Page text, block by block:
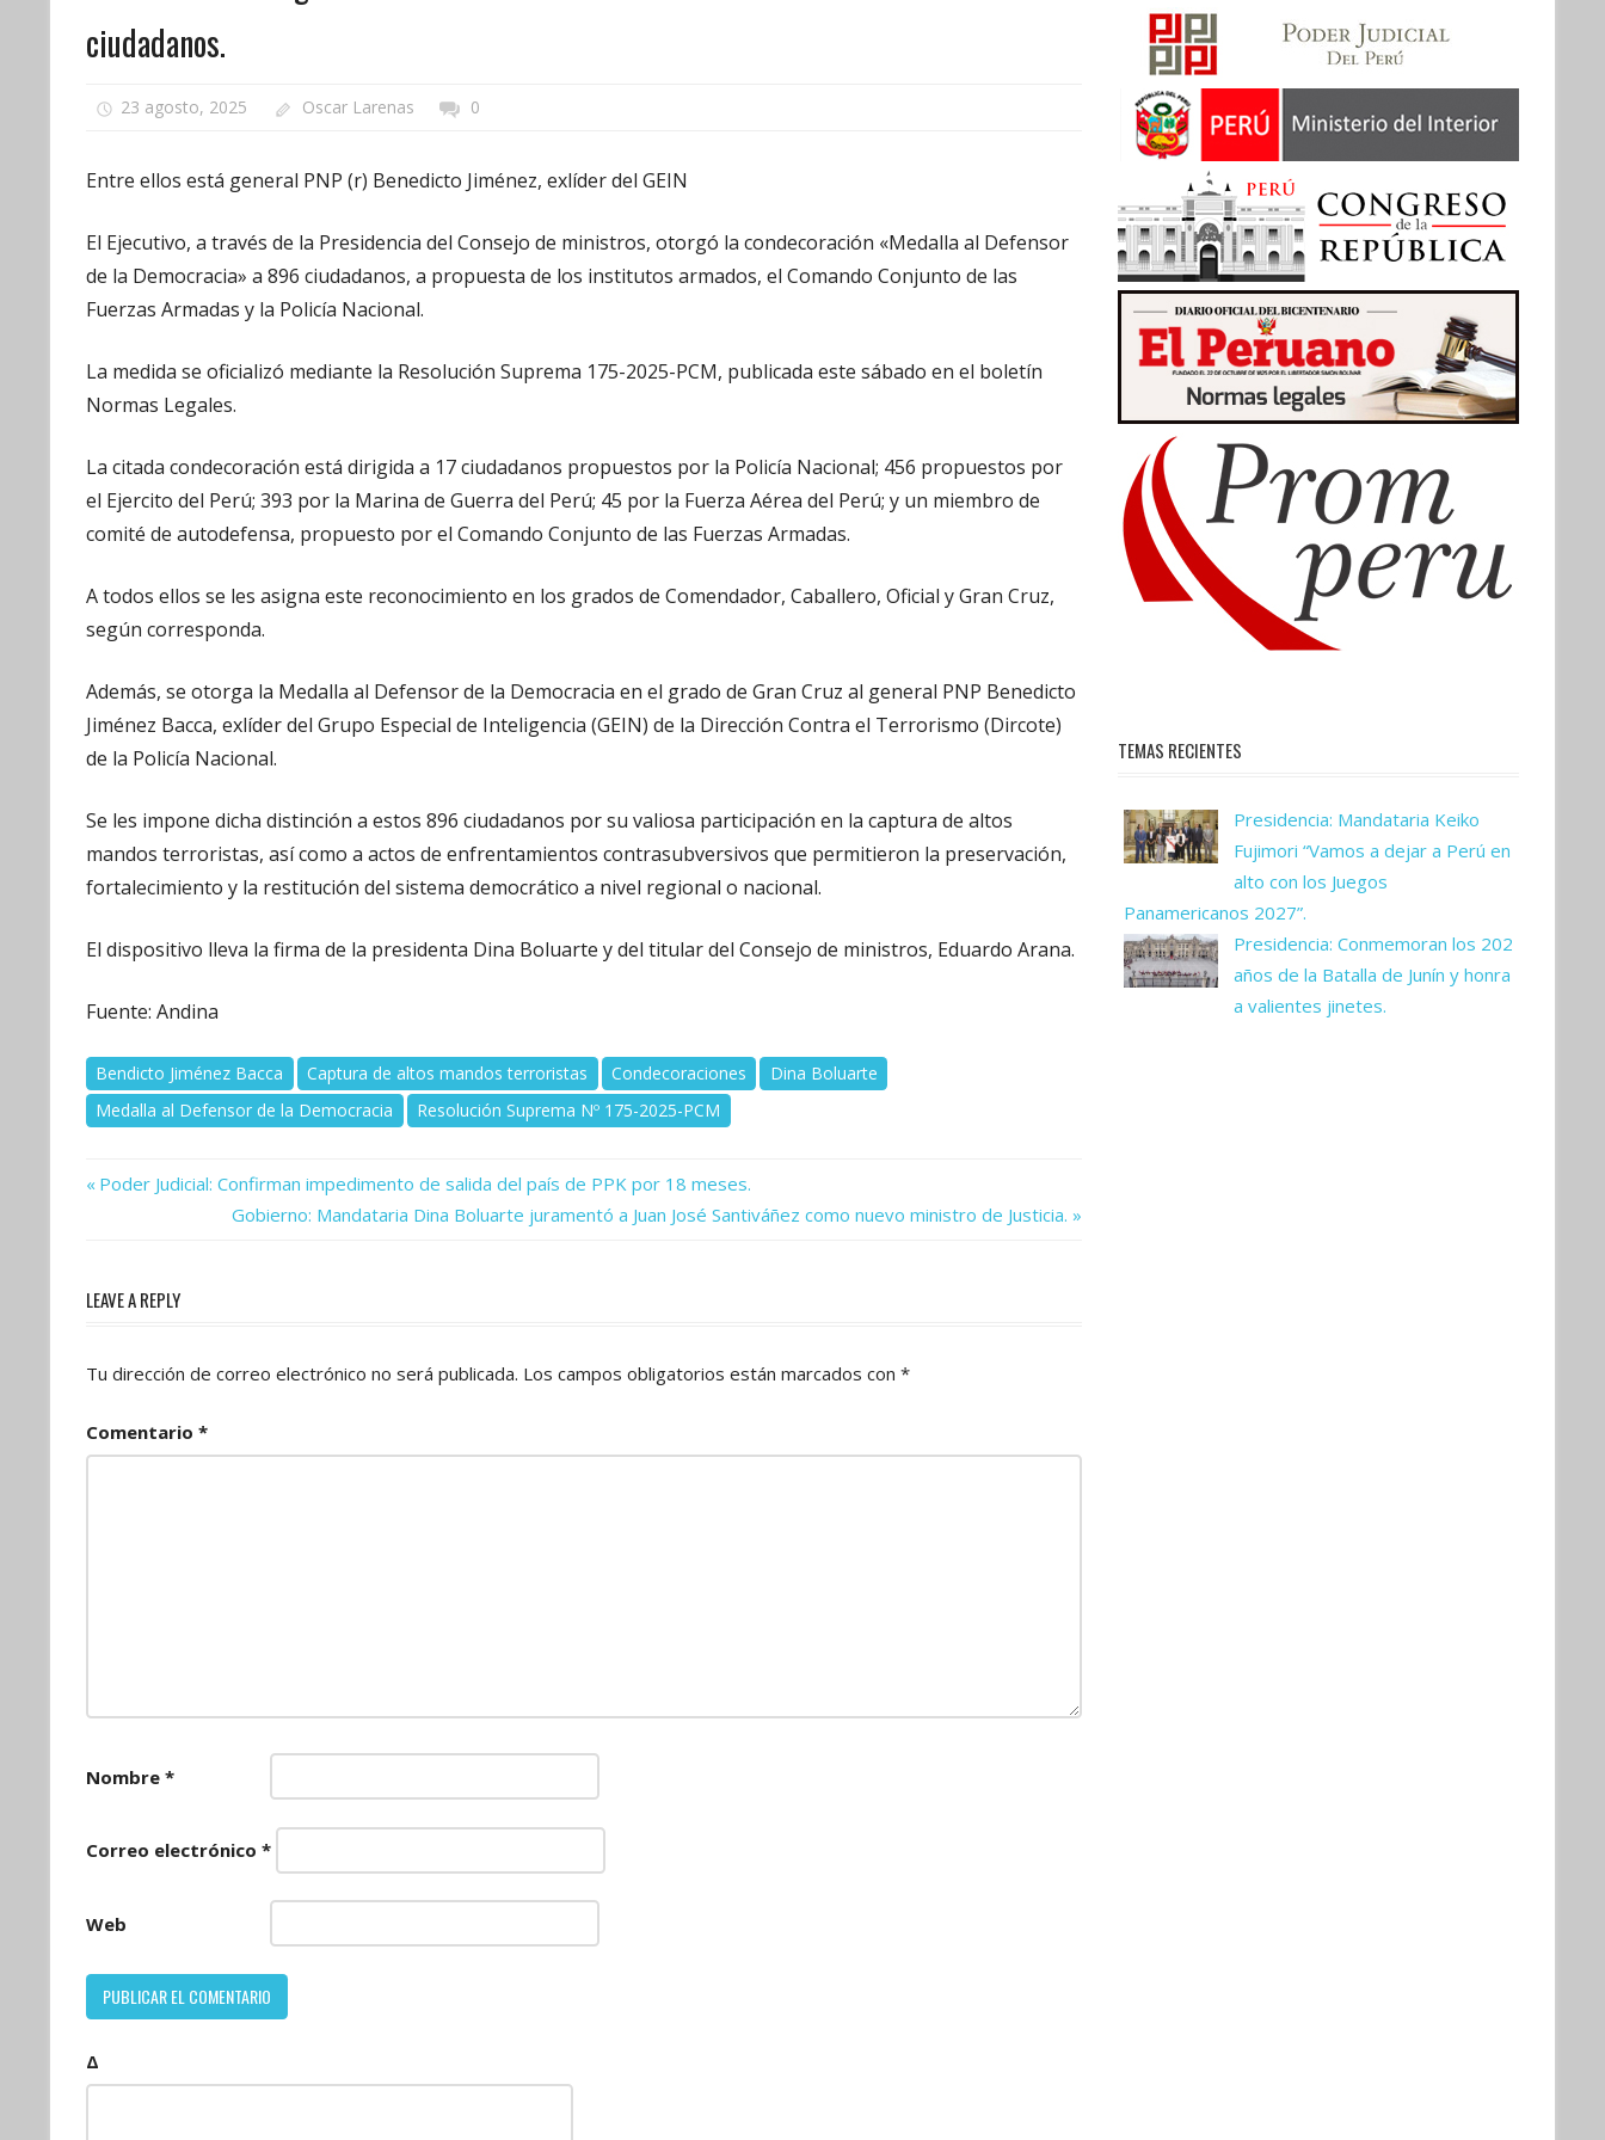
ciudadanos.
23 agosto, 2025 Oscar Larenas 0
Entre ellos está general PNP (r) Benedicto Jiménez, exlíder del GEIN
El Ejecutivo, a través de la Presidencia del Consejo de ministros, otorgó la condecoración «Medalla al Defensor
de la Democracia» a 896 ciudadanos, a propuesta de los institutos armados, el Comando Conjunto de las
Fuerzas Armadas y la Policía Nacional.
La medida se oficializó mediante la Resolución Suprema 175-2025-PCM, publicada este sábado en el boletín
Normas Legales.
La citada condecoración está dirigida a 17 ciudadanos propuestos por la Policía Nacional; 456 propuestos por
el Ejercito del Perú; 393 por la Marina de Guerra del Perú; 45 por la Fuerza Aérea del Perú; y un miembro de
comité de autodefensa, propuesto por el Comando Conjunto de las Fuerzas Armadas.
A todos ellos se les asigna este reconocimiento en los grados de Comendador, Caballero, Oficial y Gran Cruz,
según corresponda.
Además, se otorga la Medalla al Defensor de la Democracia en el grado de Gran Cruz al general PNP Benedicto
Jiménez Bacca, exlíder del Grupo Especial de Inteligencia (GEIN) de la Dirección Contra el Terrorismo (Dircote)
de la Policía Nacional.
Se les impone dicha distinción a estos 896 ciudadanos por su valiosa participación en la captura de altos
mandos terroristas, así como a actos de enfrentamientos contrasubversivos que permitieron la preservación,
fortalecimiento y la restitución del sistema democrático a nivel regional o nacional.
El dispositivo lleva la firma de la presidenta Dina Boluarte y del titular del Consejo de ministros, Eduardo Arana.
Fuente: Andina
Bendicto Jiménez Bacca Captura de altos mandos terroristas Condecoraciones
Dina Boluarte
Medalla al Defensor de la Democracia
Resolución Suprema Nº 175-2025-PCM
Navegación
entradas
Previous
Poder Judicial: Confirman impedimento de salida del país de PPK por 18 meses.
Next
Gobierno: Mandataria Dina Boluarte juramentó a Juan José Santiváñez como nuevo ministro de Justicia.
LEAVE A REPLY
Tu dirección de correo electrónico no será publicada. Los campos obligatorios están marcados con *
Comentario *
Nombre *
Correo electrónico *
Web
Δ
TEMAS RECIENTES
Presidencia: Mandataria Keiko
Fujimori “Vamos a dejar a Perú en
alto con los Juegos
Panamericanos 2027”.
Presidencia: Conmemoran los 202
años de la Batalla de Junín y honra
a valientes jinetes.